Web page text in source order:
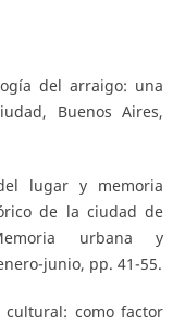
del arraigo: una
Buenos Aires,
lugar y memoria
de la ciudad de
urbana y
junio, pp. 41-55.
cultural: como factor